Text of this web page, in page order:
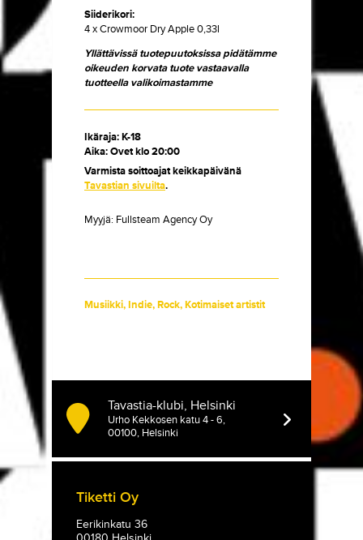
Siiderikori:
4 x Crowmoor Dry Apple 0,33l
Yllättävissä tuotepuutoksissa pidätämme
oikeuden korvata tuote vastaavalla
tuotteella valikoimastamme
Ikäraja: K-18
Aika: Ovet klo 20:00
Varmista soittoajat keikkapäivänä
Tavastian sivuilta.
Myyjä: Fullsteam Agency Oy
Musiikki,Indie,Rock,Kotimaiset artistit
Tavastia-klubi, Helsinki
Urho Kekkosen katu 4 - 6,
00100, Helsinki
Tiketti Oy
Eerikinkatu 36